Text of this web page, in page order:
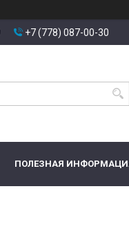
+7 (778) 087-00-30
ПОЛЕЗНАЯ